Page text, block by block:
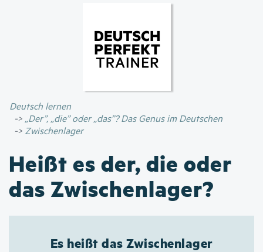
Inhalt
Deutsch lernen
„Der”, „die” oder „das”? Das Genus im Deutschen
Zwischenlager
Heißt es der, die oder
das Zwischenlager?
Es heißt das Zwischenlager